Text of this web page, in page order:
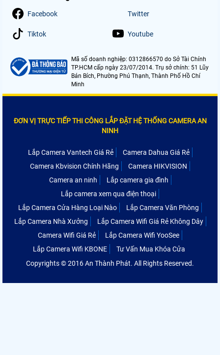
Facebook Twitter
Tiktok Youtube
Mã số doanh nghiệp: 0312866570 do Sở Tài Chính
TP.HCM cấp ngày 23/07/2014. Trụ sở chính: 51 Lũy
Bán Bích, Phường Phú Thạnh, Thành Phố Hồ Chí
Minh
ĐƠN VỊ TRỰC TIẾP THI CÔNG LẮP ĐẶT HỆ THỐNG CAMERA AN
NINH
Lắp Camera Vantech Giá Rẻ
Camera Dahua Giá Rẻ
Camera Kbvision Chính Hãng
Camera HIKVISION
Camera an ninh
Lắp camera gia đình
Lắp camera xem qua điện thoại
Lắp Camera Cửa Hàng Loại Nào
Lắp Camera Văn Phòng
Lắp Camera Nhà Xưởng
Lắp Camera Wifi Giá Rẻ Không Dây
Camera Wifi Giá Rẻ
Lắp Camera Wifi YooSee
Lắp Camera Wifi KBONE
Tư Vấn Mua Khóa Cửa
Copyrights © 2016 An Thành Phát. All Rights Reserved.